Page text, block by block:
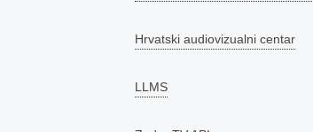
Hrvatski audiovizualni centar
LLMS